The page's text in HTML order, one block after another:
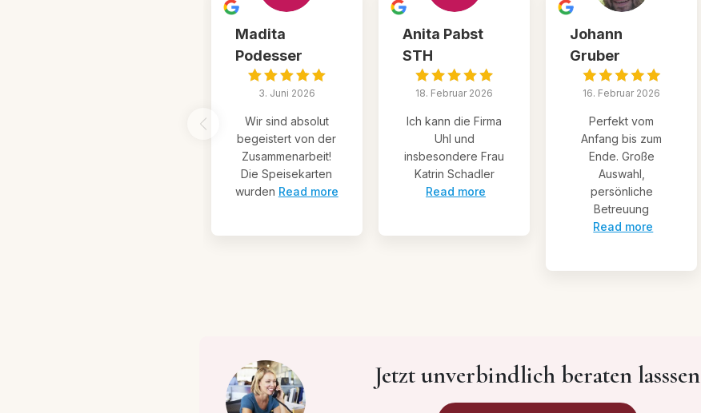
Madita
Podesser
3. Juni 2026
Wir sind absolut
begeistert von der
Zusammenarbeit!
Die Speisekarten
wurden Read more
Anita Pabst
STH
18. Februar 2026
Ich kann die Firma
Uhl und
insbesondere Frau
Katrin Schadler
Read more
Johann
Gruber
16. Februar 2026
Perfekt vom
Anfang bis zum
Ende. Große
Auswahl,
persönliche
Betreuung
Read more
Jetzt unverbindlich beraten lasssen